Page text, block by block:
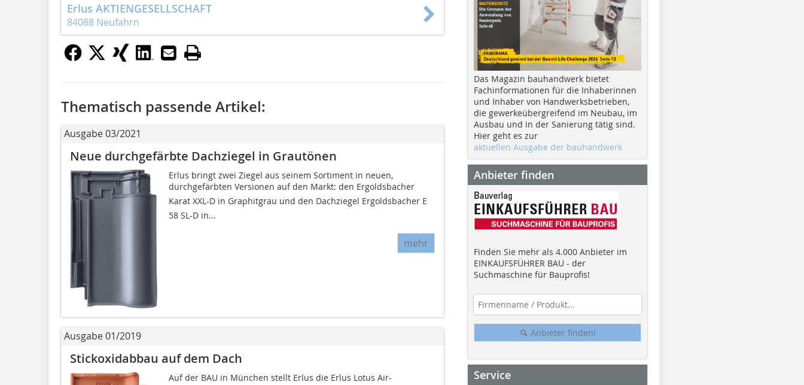
Erlus AKTIENGESELLSCHAFT
84088 Neufahrn
Thematisch passende Artikel:
Ausgabe 03/2021
Neue durchgefärbte Dachziegel in Grautönen
Erlus bringt zwei Ziegel aus seinem Sortiment in neuen,
durchgefärbten Versionen auf den Markt: den Ergoldsbacher
Karat XXL-D in Graphitgrau und den Dachziegel Ergoldsbacher E
58 SL-D in...
mehr
Ausgabe 01/2019
Stickoxidabbau auf dem Dach
Auf der BAU in München stellt Erlus die Erlus Lotus Air-
Das Magazin bauhandwerk bietet
Fachinformationen für die Inhaberinnen
und Inhaber von Handwerksbetrieben,
die gewerkeübergreifend im Neubau, im
Ausbau und in der Sanierung tätig sind.
Hier geht es zur
aktuellen Ausgabe der bauhandwerk
Anbieter finden
Finden Sie mehr als 4.000 Anbieter im
EINKAUFSFÜHRER BAU - der
Suchmaschine für Bauprofis!
Anbieter finden!
Service